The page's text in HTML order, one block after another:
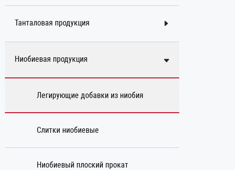
Танталовая продукция
Ниобиевая продукция
Легирующие добавки из ниобия
Слитки ниобиевые
Ниобиевый плоский прокат